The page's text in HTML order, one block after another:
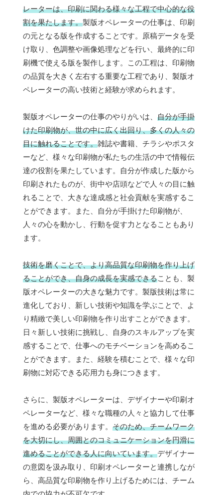
レーターは、印刷に関わる様々な工程で中心的な役
割を果たします。製版オペレーターの仕事は、印刷
の元となる版を作成することです。原稿データを受
け取り、色調整や画像処理などを行い、最終的に印
刷機で使える版を製作します。この工程は、印刷物
の品質を大きく左右する重要な工程であり、製版オ
ペレーターの高い技術と経験が求められます。
製版オペレーターの仕事のやりがいは、 自分が手掛
けた印刷物が、世の中に広く出回り、多くの人々の
目に触れることです。雑誌や書籍、チラシやポスタ
ーなど、様々な印刷物が私たちの生活の中で情報伝
達の役割を果たしています。自分が作成した版から
印刷されたものが、街中や店頭などで人々の目に触
れることで、大きな達成感と社会貢献を実感するこ
とができます。また、自分が手掛けた印刷物が、
人々の心を動かし、行動を促す力となることもあり
ます。
技術を磨くことで、より高品質な印刷物を作り上げ
ることができ、自身の成長を実感できることも、製
版オペレーターの大きな魅力です。製版技術は常に
進化しており、新しい技術や知識を学ぶことで、よ
り精緻で美しい印刷物を作り出すことができます。
日々新しい技術に挑戦し、自身のスキルアップを実
感することで、仕事へのモチベーションを高めるこ
とができます。また、経験を積むことで、様々な印
刷物に対応できる応用力も身につきます。
さらに、製版オペレーターは、デザイナーや印刷オ
ペレーターなど、様々な職種の人々と協力して仕事
を進める必要があります。 そのため、チームワーク
を大切にし、周囲とのコミュニケーションを円滑に
進めることができる人に向いています。デザイナー
の意図を汲み取り、印刷オペレーターと連携しなが
ら、高品質な印刷物を作り上げるためには、チーム